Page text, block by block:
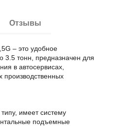
Отзывы
– это удобное
3.5 тонн, предназначен для
в автосервисах,
производственных
имеет систему
подъемные